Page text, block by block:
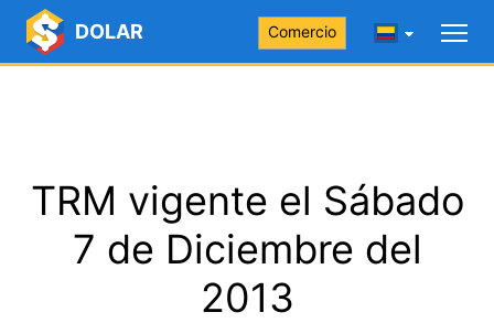
DOLAR Comercio
TRM vigente el Sábado
7 de Diciembre del
2013